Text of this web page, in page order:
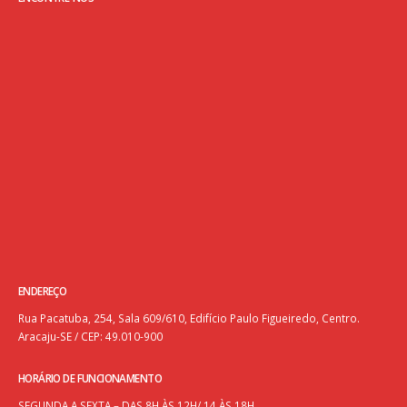
ENDEREÇO
Rua Pacatuba, 254, Sala 609/610, Edifício Paulo Figueiredo, Centro.
Aracaju-SE / CEP: 49.010-900
HORÁRIO DE FUNCIONAMENTO